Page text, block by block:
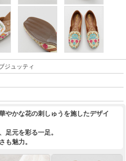
ジュッティ
やかな花の刺しゅうを施したデザイ
足元を彩る一足。
も魅力。